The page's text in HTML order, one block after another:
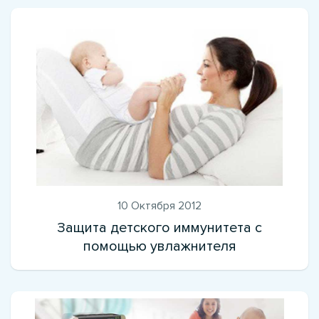
10 Октября 2012
Защита детского иммунитета с
помощью увлажнителя